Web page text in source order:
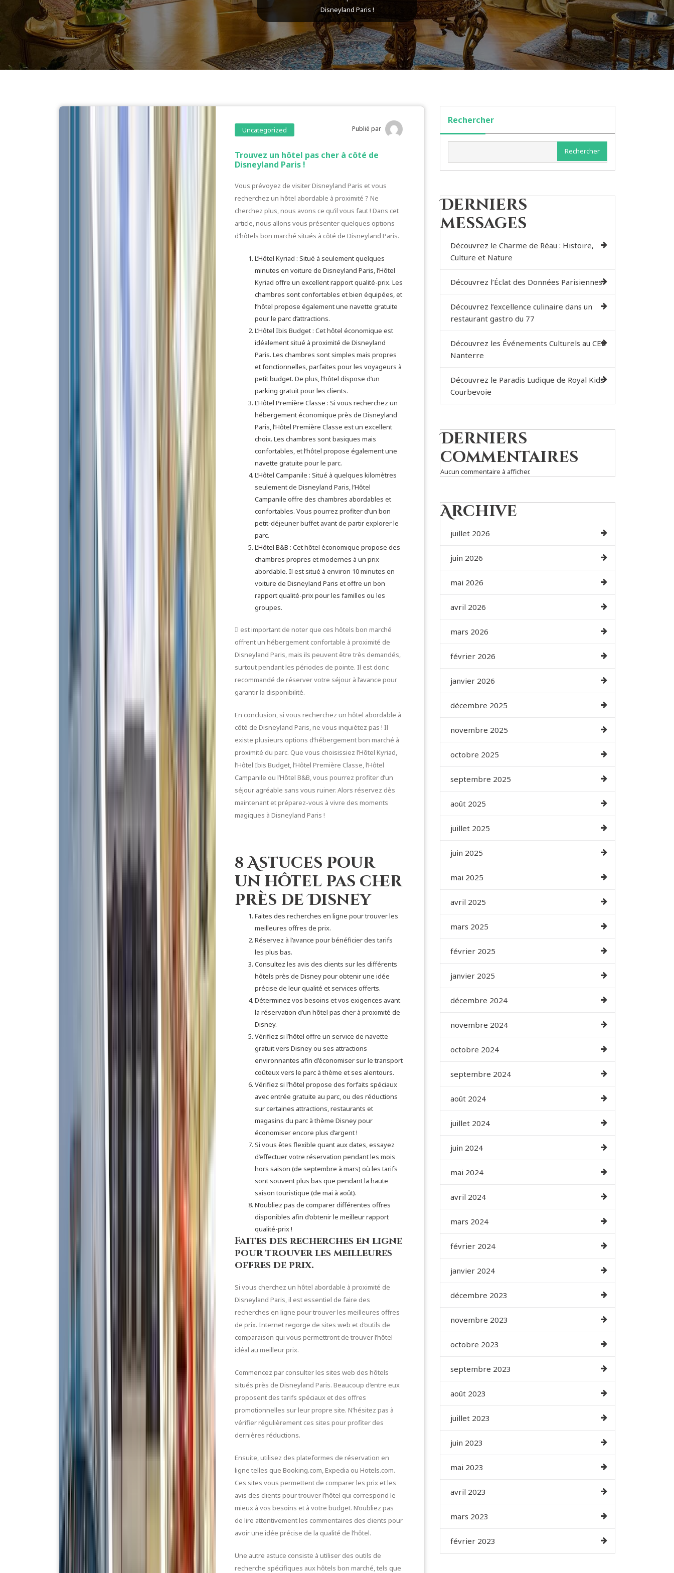
Disneyland Paris !
Uncategorized Publié par
Trouvez un hôtel pas cher à côté de
Disneyland Paris !
Vous prévoyez de visiter Disneyland Paris et vous
recherchez un hôtel abordable à proximité ? Ne
cherchez plus, nous avons ce qu’il vous faut ! Dans cet
article, nous allons vous présenter quelques options
d’hôtels bon marché situés à côté de Disneyland Paris.
L’Hôtel Kyriad : Situé à seulement quelques
minutes en voiture de Disneyland Paris, l’Hôtel
Kyriad offre un excellent rapport qualité-prix. Les
chambres sont confortables et bien équipées, et
l’hôtel propose également une navette gratuite
pour le parc d’attractions.
L’Hôtel Ibis Budget : Cet hôtel économique est
idéalement situé à proximité de Disneyland
Paris. Les chambres sont simples mais propres
et fonctionnelles, parfaites pour les voyageurs à
petit budget. De plus, l’hôtel dispose d’un
parking gratuit pour les clients.
L’Hôtel Première Classe : Si vous recherchez un
hébergement économique près de Disneyland
Paris, l’Hôtel Première Classe est un excellent
choix. Les chambres sont basiques mais
confortables, et l’hôtel propose également une
navette gratuite pour le parc.
L’Hôtel Campanile : Situé à quelques kilomètres
seulement de Disneyland Paris, l’Hôtel
Campanile offre des chambres abordables et
confortables. Vous pourrez profiter d’un bon
petit-déjeuner buffet avant de partir explorer le
parc.
L’Hôtel B&B : Cet hôtel économique propose des
chambres propres et modernes à un prix
abordable. Il est situé à environ 10 minutes en
voiture de Disneyland Paris et offre un bon
rapport qualité-prix pour les familles ou les
groupes.
Il est important de noter que ces hôtels bon marché
offrent un hébergement confortable à proximité de
Disneyland Paris, mais ils peuvent être très demandés,
surtout pendant les périodes de pointe. Il est donc
recommandé de réserver votre séjour à l’avance pour
garantir la disponibilité.
En conclusion, si vous recherchez un hôtel abordable à
côté de Disneyland Paris, ne vous inquiétez pas ! Il
existe plusieurs options d’hébergement bon marché à
proximité du parc. Que vous choisissiez l’Hôtel Kyriad,
l’Hôtel Ibis Budget, l’Hôtel Première Classe, l’Hôtel
Campanile ou l’Hôtel B&B, vous pourrez profiter d’un
séjour agréable sans vous ruiner. Alors réservez dès
maintenant et préparez-vous à vivre des moments
magiques à Disneyland Paris !
8 Astuces pour
un hôtel pas cher
près de Disney
Faites des recherches en ligne pour trouver les
meilleures offres de prix.
Réservez à l’avance pour bénéficier des tarifs
les plus bas.
Consultez les avis des clients sur les différents
hôtels près de Disney pour obtenir une idée
précise de leur qualité et services offerts.
Déterminez vos besoins et vos exigences avant
la réservation d’un hôtel pas cher à proximité de
Disney.
Vérifiez si l’hôtel offre un service de navette
gratuit vers Disney ou ses attractions
environnantes afin d’économiser sur le transport
coûteux vers le parc à thème et ses alentours.
Vérifiez si l’hôtel propose des forfaits spéciaux
avec entrée gratuite au parc, ou des réductions
sur certaines attractions, restaurants et
magasins du parc à thème Disney pour
économiser encore plus d’argent !
Si vous êtes flexible quant aux dates, essayez
d’effectuer votre réservation pendant les mois
hors saison (de septembre à mars) où les tarifs
sont souvent plus bas que pendant la haute
saison touristique (de mai à août).
N’oubliez pas de comparer différentes offres
disponibles afin d’obtenir le meilleur rapport
qualité-prix !
Faites des recherches en ligne
pour trouver les meilleures
offres de prix.
Si vous cherchez un hôtel abordable à proximité de
Disneyland Paris, il est essentiel de faire des
recherches en ligne pour trouver les meilleures offres
de prix. Internet regorge de sites web et d’outils de
comparaison qui vous permettront de trouver l’hôtel
idéal au meilleur prix.
Commencez par consulter les sites web des hôtels
situés près de Disneyland Paris. Beaucoup d’entre eux
proposent des tarifs spéciaux et des offres
promotionnelles sur leur propre site. N’hésitez pas à
vérifier régulièrement ces sites pour profiter des
dernières réductions.
Ensuite, utilisez des plateformes de réservation en
ligne telles que Booking.com, Expedia ou Hotels.com.
Ces sites vous permettent de comparer les prix et les
avis des clients pour trouver l’hôtel qui correspond le
mieux à vos besoins et à votre budget. N’oubliez pas
de lire attentivement les commentaires des clients pour
avoir une idée précise de la qualité de l’hôtel.
Une autre astuce consiste à utiliser des outils de
recherche spécifiques aux hôtels bon marché, tels que
Rechercher
Rechercher
Derniers
messages
Découvrez le Charme de Réau : Histoire,
Culture et Nature
Découvrez l’Éclat des Données Parisiennes
Découvrez l’excellence culinaire dans un
restaurant gastro du 77
Découvrez les Événements Culturels au CER
Nanterre
Découvrez le Paradis Ludique de Royal Kids
Courbevoie
Derniers
commentaires
Aucun commentaire à afficher.
Archive
juillet 2026
juin 2026
mai 2026
avril 2026
mars 2026
février 2026
janvier 2026
décembre 2025
novembre 2025
octobre 2025
septembre 2025
août 2025
juillet 2025
juin 2025
mai 2025
avril 2025
mars 2025
février 2025
janvier 2025
décembre 2024
novembre 2024
octobre 2024
septembre 2024
août 2024
juillet 2024
juin 2024
mai 2024
avril 2024
mars 2024
février 2024
janvier 2024
décembre 2023
novembre 2023
octobre 2023
septembre 2023
août 2023
juillet 2023
juin 2023
mai 2023
avril 2023
mars 2023
février 2023